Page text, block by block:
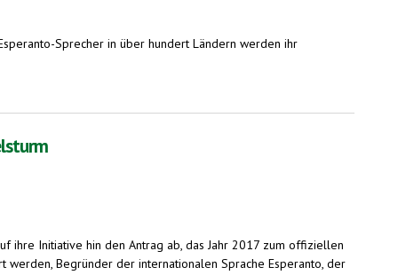
Sprecher in über hundert Ländern werden ihr
ihre Initiative hin den Antrag ab, das Jahr 2017 zum offiziellen
Begründer der internationalen Sprache Esperanto, der